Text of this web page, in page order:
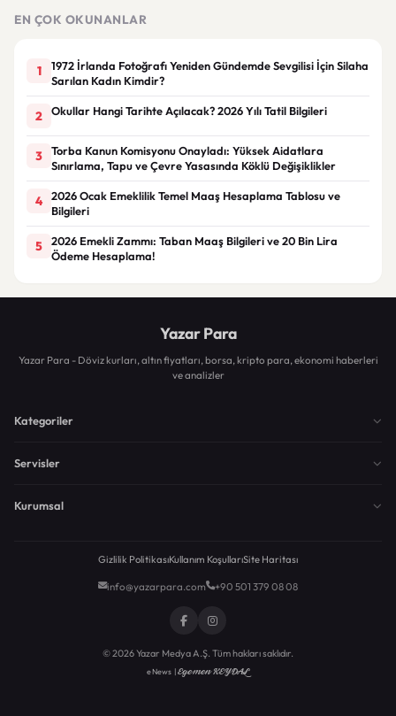
EN ÇOK OKUNANLAR
1
1972 İrlanda Fotoğrafı Yeniden Gündemde Sevgilisi İçin Silaha
Sarılan Kadın Kimdir?
2 Okullar Hangi Tarihte Açılacak? 2026 Yılı Tatil Bilgileri
3
Torba Kanun Komisyonu Onayladı: Yüksek Aidatlara
Sınırlama, Tapu ve Çevre Yasasında Köklü Değişiklikler
4
2026 Ocak Emeklilik Temel Maaş Hesaplama Tablosu ve
Bilgileri
5
2026 Emekli Zammı: Taban Maaş Bilgileri ve 20 Bin Lira
Ödeme Hesaplama!
Yazar Para
Yazar Para - Döviz kurları, altın fiyatları, borsa, kripto para, ekonomi haberleri
ve analizler
Kategoriler
Servisler
Kurumsal
Gizlilik PolitikasıKullanım KoşullarıSite Haritası
info@yazarpara.com +90 501 379 08 08
© 2026 Yazar Medya A.Ş. Tüm hakları saklıdır.
eNews |Egemen KEYDAL